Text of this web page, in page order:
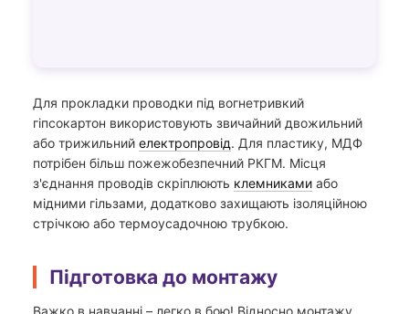
Для прокладки проводки під вогнетривкий
гіпсокартон використовують звичайний двожильний
або трижильний електропровід. Для пластику, МДФ
потрібен більш пожежобезпечний РКГМ. Місця
з'єднання проводів скріплюють клемниками або
мідними гільзами, додатково захищають ізоляційною
стрічкою або термоусадочною трубкою.
Підготовка до монтажу